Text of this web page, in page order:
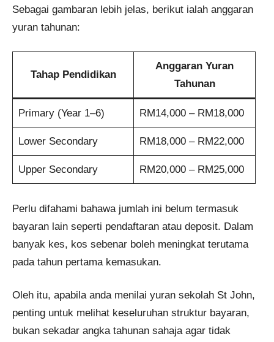
Sebagai gambaran lebih jelas, berikut ialah anggaran
yuran tahunan:
Tahap Pendidikan
Anggaran Yuran
Tahunan
Primary (Year 1–6) RM14,000 – RM18,000
Lower Secondary RM18,000 – RM22,000
Upper Secondary RM20,000 – RM25,000
Perlu difahami bahawa jumlah ini belum termasuk
bayaran lain seperti pendaftaran atau deposit. Dalam
banyak kes, kos sebenar boleh meningkat terutama
pada tahun pertama kemasukan.
Oleh itu, apabila anda menilai yuran sekolah St John,
penting untuk melihat keseluruhan struktur bayaran,
bukan sekadar angka tahunan sahaja agar tidak